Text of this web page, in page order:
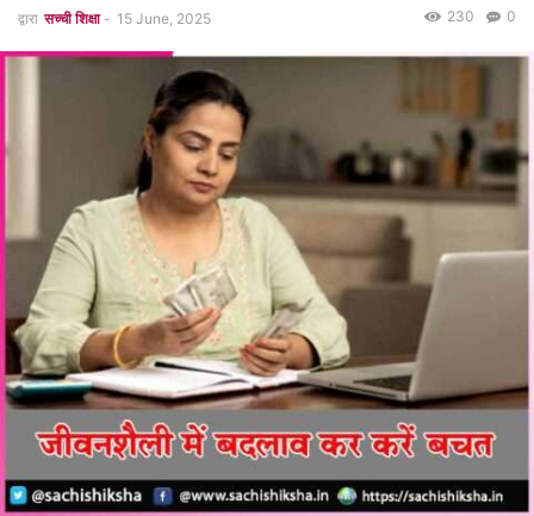
द्वारा सच्ची शिक्षा - 15 June, 2025 0
230